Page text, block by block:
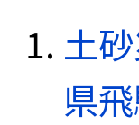
土
県飛